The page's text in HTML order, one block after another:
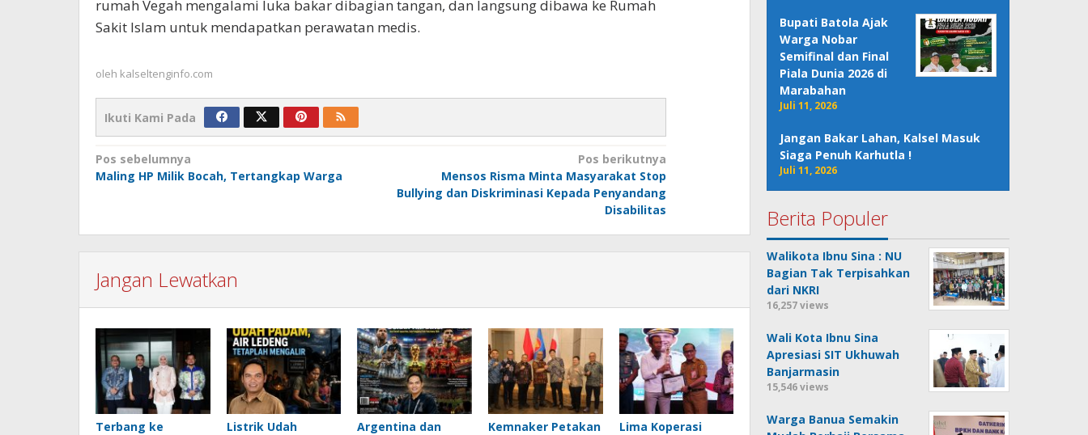
rumah Vegah mengalami luka bakar dibagian tangan, dan langsung dibawa ke Rumah
Sakit Islam untuk mendapatkan perawatan medis.
oleh kalseltenginfo.com
Ikuti Kami Pada
Navigasi
pos
Pos sebelumnya
Maling HP Milik Bocah, Tertangkap Warga
Pos berikutnya
Mensos Risma Minta Masyarakat Stop
Bullying dan Diskriminasi Kepada Penyandang
Disabilitas
Jangan Lewatkan
Terbang ke
Listrik Udah
Argentina dan
Kemnaker Petakan
Lima Koperasi
Bupati Batola Ajak
Warga Nobar
Semifinal dan Final
Piala Dunia 2026 di
Marabahan
Juli 11, 2026
Jangan Bakar Lahan, Kalsel Masuk
Siaga Penuh Karhutla !
Juli 11, 2026
Berita Populer
Walikota Ibnu Sina : NU
Bagian Tak Terpisahkan
dari NKRI
16,257 views
Wali Kota Ibnu Sina
Apresiasi SIT Ukhuwah
Banjarmasin
15,546 views
Warga Banua Semakin